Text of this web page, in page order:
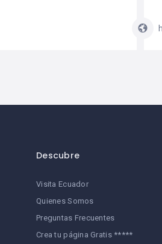
Descubre
Visita Ecuador
Quienes Somos
Preguntas Frecuentes
Crea tu página Gratis *****